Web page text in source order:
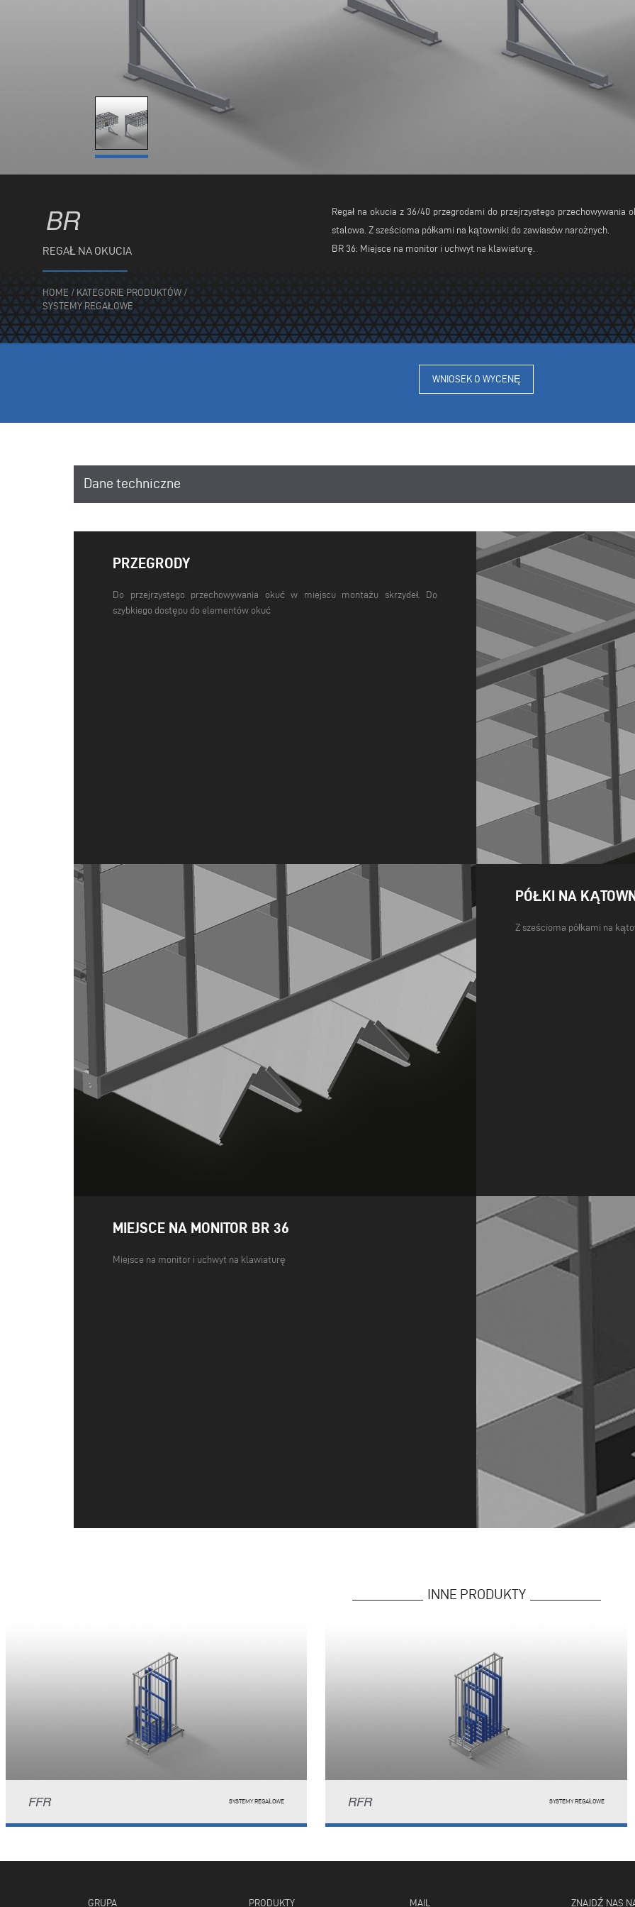
BR
REGAŁ NA OKUCIA
HOME/ KATEGORIE PRODUKTÓW/
SYSTEMY REGAŁOWE
Regał na okucia z 36/40 przegrodami do przejrzystego
stalowa. Z sześcioma półkami na kątowniki do zawiasów narożnych.
BR 36: Miejsce na monitor i uchwyt na klawiaturę.
WNIOSEK O WYCENĘ
Dane techniczne
PRZEGRODY
Do przejrzystego przechowywania okuć w miejscu montażu skrzydeł. Do
szybkiego dostępu do elementów okuć
PÓŁKI NA
Z sześcioma półkami na
MIEJSCE NA MONITOR BR 36
Miejsce na monitor i uchwyt na klawiaturę
INNE PRODUKTY
FFR SYSTEMY REGAŁOWE RFR SYSTEMY REGAŁOWE
GRUPA PRODUKTY MAIL ZNAJDŹ NAS